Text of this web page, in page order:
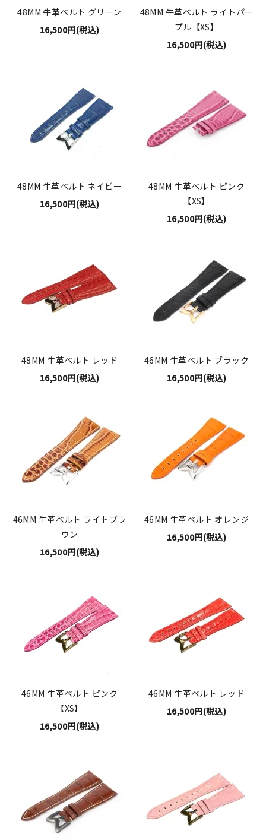
48MM 牛革ベルト グリーン
16,500円(税込)
48MM 牛革ベルト ライトパー
プル【XS】
16,500円(税込)
48MM 牛革ベルト ネイビー
16,500円(税込)
48MM 牛革ベルト ピンク
【XS】
16,500円(税込)
48MM 牛革ベルト レッド
16,500円(税込)
46MM 牛革ベルト ブラック
16,500円(税込)
46MM 牛革ベルト ライトブラ
ウン
16,500円(税込)
46MM 牛革ベルト オレンジ
16,500円(税込)
46MM 牛革ベルト ピンク
【XS】
16,500円(税込)
46MM 牛革ベルト レッド
16,500円(税込)